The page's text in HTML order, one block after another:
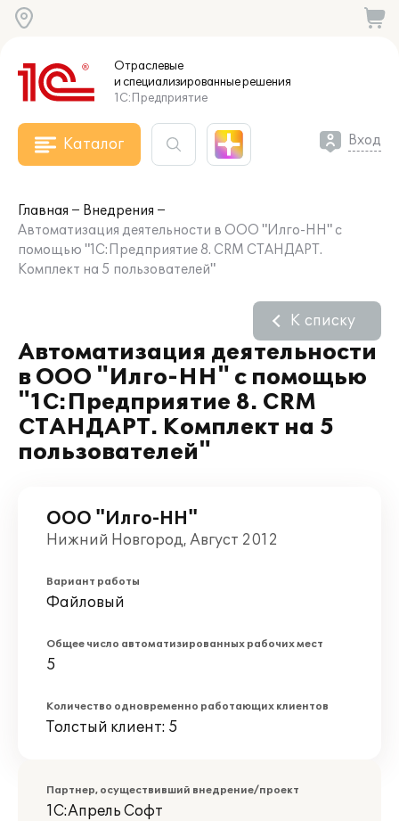
Отраслевые
и специализированныерешения
1С:Предприятие
Каталог Вход
Главная
Внедрения
Автоматизация деятельности в ООО "Илго-НН" с
помощью "1С:Предприятие 8. CRM СТАНДАРТ.
Комплект на 5 пользователей"
Автоматизация деятельности
в ООО "Илго-НН" с помощью
"1С:Предприятие 8. CRM
СТАНДАРТ. Комплект на 5
пользователей"
К списку
ООО "Илго-НН"
Нижний Новгород, Август 2012
Вариант работы
Файловый
Общее число автоматизированных рабочих мест
5
Количество одновременно работающих клиентов
Толстый клиент: 5
Партнер, осуществивший внедрение/проект
1С:Апрель Софт